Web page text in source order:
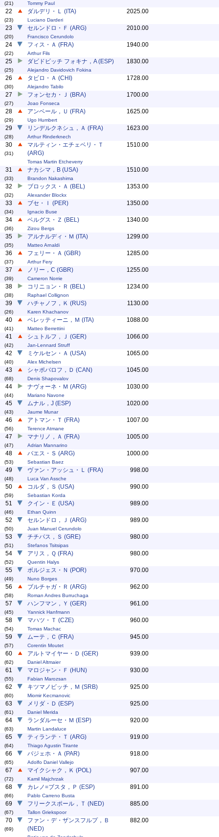
(21) Tommy Paul
22
(23)
ダルデリ・Ｌ (ITA)
Luciano Darderi
2025.00
23
(20)
セルンドロ・Ｆ (ARG)
Francisco Cerundolo
2010.00
24
(22)
フィス・Ａ (FRA)
Arthur Fils
1940.00
25
(25)
ダビドビッチ フォキナ，A (ESP)
Alejandro Davidovich Fokina
1830.00
26
(30)
タビロ・Ａ (CHI)
Alejandro Tabilo
1728.00
27
(27)
フォンセカ・Ｊ (BRA)
Joao Fonseca
1700.00
28
(29)
アンベール，Ｕ (FRA)
Ugo Humbert
1625.00
29
(28)
リンデルクネシュ，Ａ (FRA)
Arthur Rinderknech
1623.00
30
(31)
マルティン・エチェベリ・Ｔ
(ARG)
Tomas Martin Etcheverry
1510.00
31
(33)
ナカシマ，B (USA)
Brandon Nakashima
1510.00
32
(32)
ブロックス・Ａ (BEL)
Alexander Blockx
1353.00
33
(34)
ブセ・Ｉ (PER)
Ignacio Buse
1350.00
34
(36)
ベルグス・Ｚ (BEL)
Zizou Bergs
1340.00
35
(35)
アルナルディ・Ｍ (ITA)
Matteo Arnaldi
1299.00
36
(37)
フェリー・Ａ (GBR)
Arthur Fery
1285.00
37
(39)
ノリー，C (GBR)
Cameron Norrie
1255.00
38
(38)
コリニョン・Ｒ (BEL)
Raphael Collignon
1234.00
39
(26)
ハチャノフ，Ｋ (RUS)
Karen Khachanov
1130.00
40
(41)
ベレッティーニ，Ｍ (ITA)
Matteo Berrettini
1088.00
41
(42)
シュトルフ，Ｊ (GER)
Jan-Lennard Struff
1066.00
42
(40)
ミケルセン・Ａ (USA)
Alex Michelsen
1065.00
43
(68)
シャポバロフ，Ｄ (CAN)
Denis Shapovalov
1045.00
44
(44)
ナヴォーネ・Ｍ (ARG)
Mariano Navone
1030.00
45
(43)
ムナル，J (ESP)
Jaume Munar
1020.00
46
(56)
アトマン・Ｔ (FRA)
Terence Atmane
1007.00
47
(47)
マナリノ，Ａ (FRA)
Adrian Mannarino
1005.00
48
(53)
バエス・Ｓ (ARG)
Sebastian Baez
1000.00
49
(48)
ヴァン・アッシュ・Ｌ (FRA)
Luca Van Assche
998.00
50
(59)
コルダ，Ｓ (USA)
Sebastian Korda
990.00
51
(46)
クイン・Ｅ (USA)
Ethan Quinn
989.00
52
(50)
セルンドロ，Ｊ (ARG)
Juan Manuel Cerundolo
989.00
53
(51)
チチパス，Ｓ (GRE)
Stefanos Tsitsipas
980.00
54
(52)
アリス，Ｑ (FRA)
Quentin Halys
980.00
55
(49)
ボルジェス・Ｎ (POR)
Nuno Borges
970.00
56
(58)
ブルチャガ・Ｒ (ARG)
Roman Andres Burruchaga
962.00
57
(45)
ハンフマン，Ｙ (GER)
Yannick Hanfmann
961.00
58
(54)
マハツ・Ｔ (CZE)
Tomas Machac
960.00
59
(57)
ムーテ，Ｃ (FRA)
Corentin Moutet
945.00
60
(62)
アルトマイヤー・Ｄ (GER)
Daniel Altmaier
939.00
61
(55)
マロジャン・Ｆ (HUN)
Fabian Marozsan
930.00
62
(60)
キツマノビッチ，Ｍ (SRB)
Miomir Kecmanovic
925.00
63
(61)
メリダ・Ｄ (ESP)
Daniel Merida
925.00
64
(63)
ランダルーセ・Ｍ (ESP)
Martin Landaluce
920.00
65
(64)
ティランテ・Ｔ (ARG)
Thiago Agustin Tirante
919.00
66
(65)
バジェホ・Ａ (PAR)
Adolfo Daniel Vallejo
918.00
67
(72)
マイクシャク，Ｋ (POL)
Kamil Majchrzak
907.00
68
(66)
カレノ=ブスタ，Ｐ (ESP)
Pablo Carreno Busta
891.00
69
(67)
フリークスポール，Ｔ (NED)
Tallon Griekspoor
885.00
70
(69)
ファン・デ・ザンスフルプ，Ｂ
(NED)
882.00